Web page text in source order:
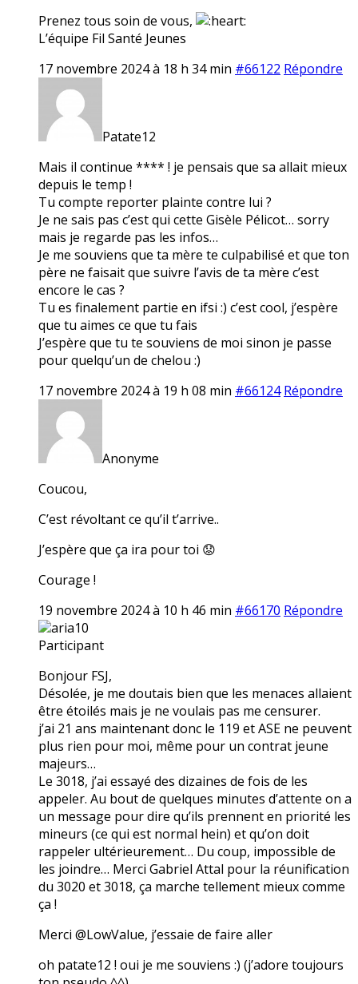
Prenez tous soin de vous,
L’équipe Fil Santé Jeunes
17 novembre 2024 à 18 h 34 min #66122 Répondre
Patate12
Mais il continue **** ! je pensais que sa allait mieux
depuis le temp !
Tu compte reporter plainte contre lui ?
Je ne sais pas c’est qui cette Gisèle Pélicot… sorry
mais je regarde pas les infos…
Je me souviens que ta mère te culpabilisé et que ton
père ne faisait que suivre l’avis de ta mère c’est
encore le cas ?
Tu es finalement partie en ifsi :) c’est cool, j’espère
que tu aimes ce que tu fais
J’espère que tu te souviens de moi sinon je passe
pour quelqu’un de chelou :)
17 novembre 2024 à 19 h 08 min #66124 Répondre
Anonyme
Coucou,
C’est révoltant ce qu’il t’arrive..
J’espère que ça ira pour toi 😟
Courage !
19 novembre 2024 à 10 h 46 min #66170 Répondre
aria10
Participant
Bonjour FSJ,
Désolée, je me doutais bien que les menaces allaient
être étoilés mais je ne voulais pas me censurer.
j’ai 21 ans maintenant donc le 119 et ASE ne peuvent
plus rien pour moi, même pour un contrat jeune
majeurs…
Le 3018, j’ai essayé des dizaines de fois de les
appeler. Au bout de quelques minutes d’attente on a
un message pour dire qu’ils prennent en priorité les
mineurs (ce qui est normal hein) et qu’on doit
rappeler ultérieurement… Du coup, impossible de
les joindre… Merci Gabriel Attal pour la réunification
du 3020 et 3018, ça marche tellement mieux comme
ça !
Merci @LowValue, j’essaie de faire aller
oh patate12 ! oui je me souviens :) (j’adore toujours